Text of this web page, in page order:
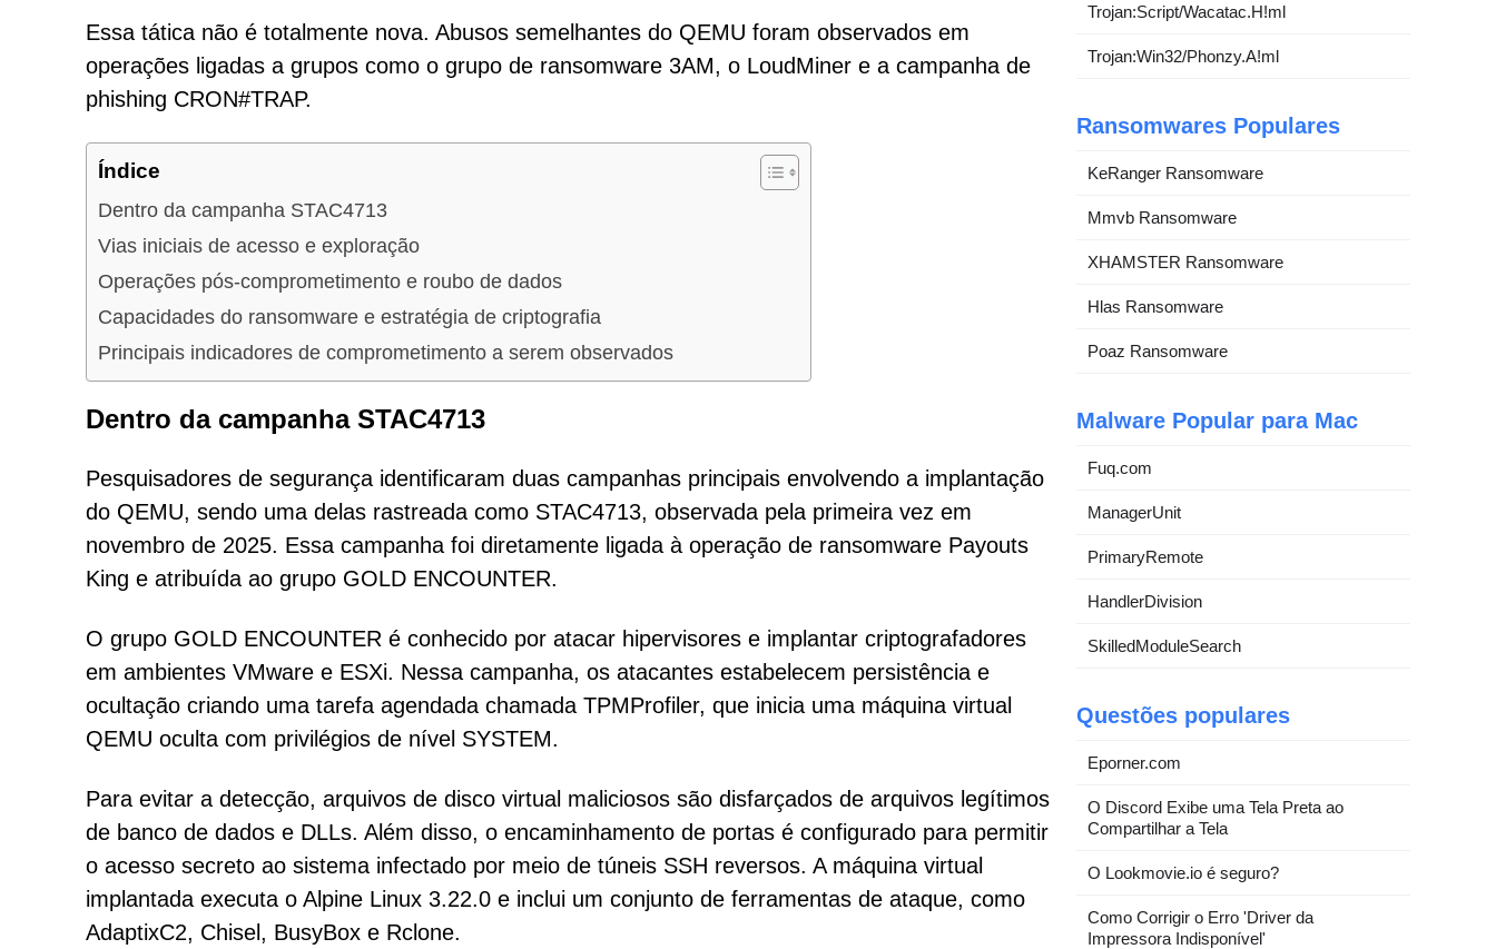
Essa tática não é totalmente nova. Abusos semelhantes do QEMU foram observados em
operações ligadas a grupos como o grupo de ransomware 3AM, o LoudMiner e a campanha de
phishing CRON#TRAP.
Índice
Dentro da campanha STAC4713
Vias iniciais de acesso e exploração
Operações pós-comprometimento e roubo de dados
Capacidades do ransomware e estratégia de criptografia
Principais indicadores de comprometimento a serem observados
Dentro da campanha STAC4713
Pesquisadores de segurança identificaram duas campanhas principais envolvendo a implantação
do QEMU, sendo uma delas rastreada como STAC4713, observada pela primeira vez em
novembro de 2025. Essa campanha foi diretamente ligada à operação de ransomware Payouts
King e atribuída ao grupo GOLD ENCOUNTER.
O grupo GOLD ENCOUNTER é conhecido por atacar hipervisores e implantar criptografadores
em ambientes VMware e ESXi. Nessa campanha, os atacantes estabelecem persistência e
ocultação criando uma tarefa agendada chamada TPMProfiler, que inicia uma máquina virtual
QEMU oculta com privilégios de nível SYSTEM.
Para evitar a detecção, arquivos de disco virtual maliciosos são disfarçados de arquivos legítimos
de banco de dados e DLLs. Além disso, o encaminhamento de portas é configurado para permitir
o acesso secreto ao sistema infectado por meio de túneis SSH reversos. A máquina virtual
implantada executa o Alpine Linux 3.22.0 e inclui um conjunto de ferramentas de ataque, como
AdaptixC2, Chisel, BusyBox e Rclone.
Trojan:Script/Wacatac.H!ml
Trojan:Win32/Phonzy.A!ml
Ransomwares Populares
KeRanger Ransomware
Mmvb Ransomware
XHAMSTER Ransomware
Hlas Ransomware
Poaz Ransomware
Malware Popular para Mac
Fuq.com
ManagerUnit
PrimaryRemote
HandlerDivision
SkilledModuleSearch
Questões populares
Eporner.com
O Discord Exibe uma Tela Preta ao
Compartilhar a Tela
O Lookmovie.io é seguro?
Como Corrigir o Erro 'Driver da
Impressora Indisponível'